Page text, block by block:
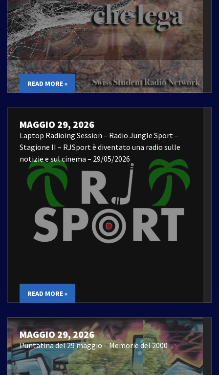
READ MORE »
MAGGIO 29, 2026
Laptop Radioing Session – Radio Jungle Sport –
Stagione II – RJSport è diventato una radio sulle
notizie e sul cinema – 29/05/2026
READ MORE »
MAGGIO 29, 2026
Puntatina del 29 maggio – Memorie del 2000